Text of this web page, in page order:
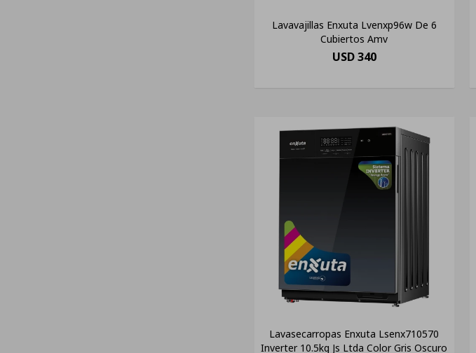
Lavavajillas Enxuta Lvenxp96w De 6
Cubiertos Amv
USD340
Lavasecarropas Enxuta Lsenx710570
Inverter 10.5kg Js Ltda Color Gris Oscuro